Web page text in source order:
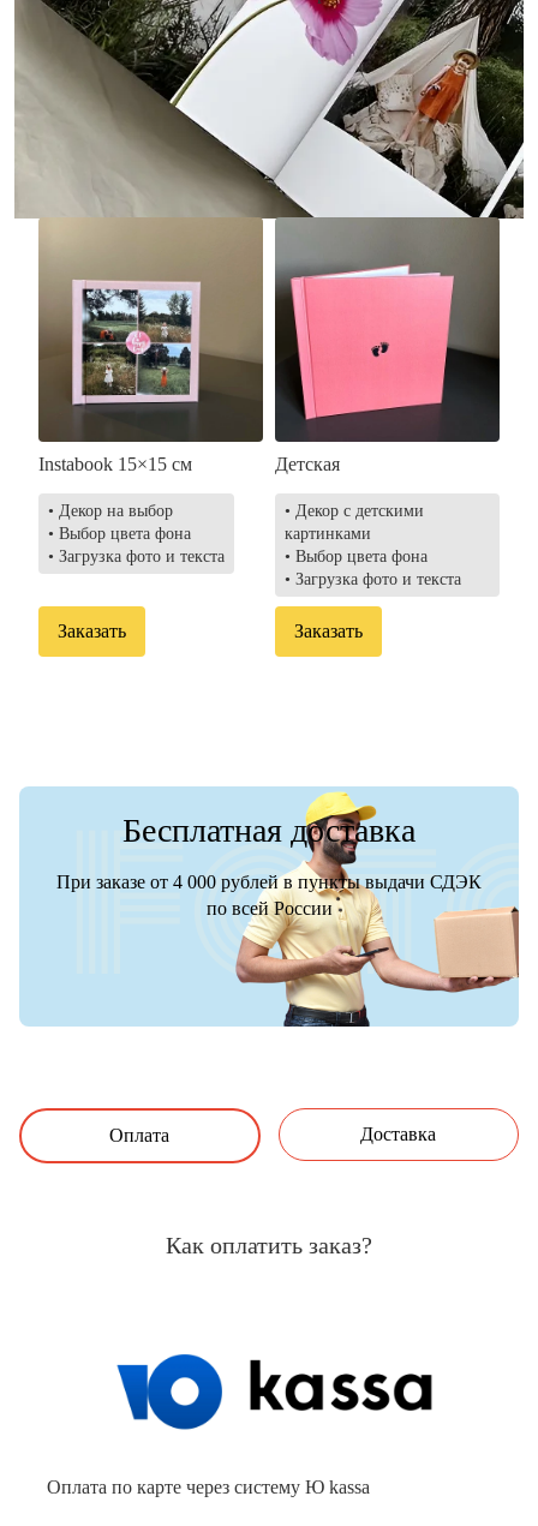
• Без декора
• Выбор цвета фона
• Загрузка фото и текста
• Декор в стиле
акварельных красок
• Выбор цвета фона
• Загрузка фото и текста
Instabook 15×15 см
• Декор на выбор
• Выбор цвета фона
• Загрузка фото и текста
Заказать
Детская
• Декор с детскими
картинками
• Выбор цвета фона
• Загрузка фото и текста
Заказать
Бесплатная доставка
При заказе от 4 000 рублей в пункты выдачи СДЭК
по всей России
Оплата Доставка
Как оплатить заказ?
Оплата по карте через систему Ю kassa